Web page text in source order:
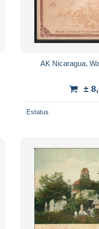
AK Nicaragua,
±
Estatus